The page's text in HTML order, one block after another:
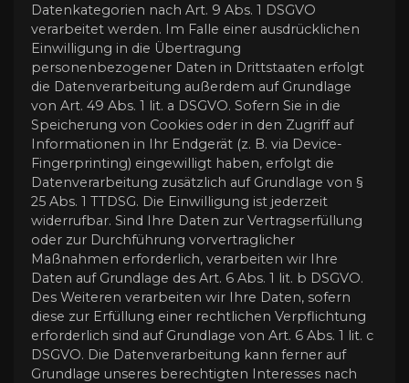
Datenkategorien nach Art. 9 Abs. 1 DSGVO
verarbeitet werden. Im Falle einer ausdrücklichen
Einwilligung in die Übertragung
personenbezogener Daten in Drittstaaten erfolgt
die Datenverarbeitung außerdem auf Grundlage
von Art. 49 Abs. 1 lit. a DSGVO. Sofern Sie in die
Speicherung von Cookies oder in den Zugriff auf
Informationen in Ihr Endgerät (z. B. via Device-
Fingerprinting) eingewilligt haben, erfolgt die
Datenverarbeitung zusätzlich auf Grundlage von §
25 Abs. 1 TTDSG. Die Einwilligung ist jederzeit
widerrufbar. Sind Ihre Daten zur Vertragserfüllung
oder zur Durchführung vorvertraglicher
Maßnahmen erforderlich, verarbeiten wir Ihre
Daten auf Grundlage des Art. 6 Abs. 1 lit. b DSGVO.
Des Weiteren verarbeiten wir Ihre Daten, sofern
diese zur Erfüllung einer rechtlichen Verpflichtung
erforderlich sind auf Grundlage von Art. 6 Abs. 1 lit. c
DSGVO. Die Datenverarbeitung kann ferner auf
Grundlage unseres berechtigten Interesses nach